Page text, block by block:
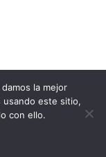
la mejor
usando este sitio,
con ello.